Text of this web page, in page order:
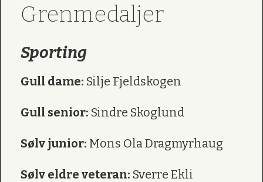
Grenmedaljer
Sporting
Gull dame: Silje Fjeldskogen
Gull senior: Sindre Skoglund
Sølv junior: Mons Ola Dragmyrhaug
Sølv eldre veteran: Sverre Ekli